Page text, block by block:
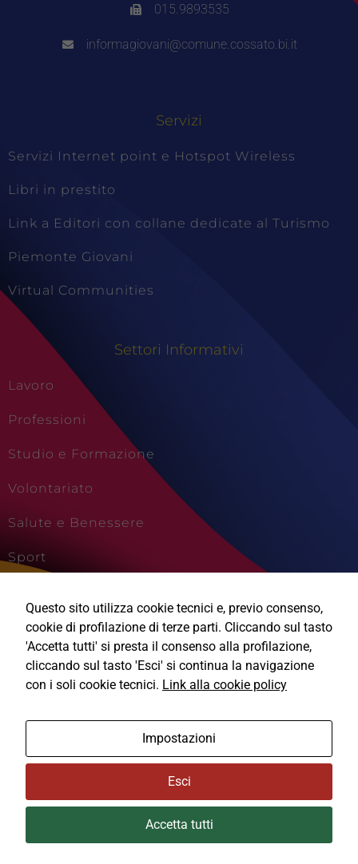
015.9893535
informagiovani@comune.cossato.bi.it
Servizi
Servizi Internet point e Hotspot Wireless
Libri in prestito
Link a Editori con collane dedicate al Turismo
Piemonte Giovani
Virtual Communities
Settori Informativi
Lavoro
Professioni
Studio e Formazione
Volontariato
Salute e Benessere
Sport
Viaggi e Vacanze
Ⓒ2026, Technical Design s.r.l.
Informativa Privacy
Cookie Policy
Questo sito utilizza cookie tecnici e, previo consenso,
cookie di profilazione di terze parti. Cliccando sul tasto
'Accetta tutti' si presta il consenso alla profilazione,
cliccando sul tasto 'Esci' si continua la navigazione
con i soli cookie tecnici. Link alla cookie policy
Impostazioni
Esci
Accetta tutti